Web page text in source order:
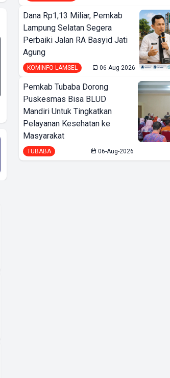
Dana Rp1,13 Miliar, Pemkab
Lampung Selatan Segera
Perbaiki Jalan RA Basyid Jati
Agung
KOMINFO LAMSEL 06-Aug-2026
Pemkab Tubaba Dorong
Puskesmas Bisa BLUD
Mandiri Untuk Tingkatkan
Pelayanan Kesehatan ke
Masyarakat
TUBABA 06-Aug-2026